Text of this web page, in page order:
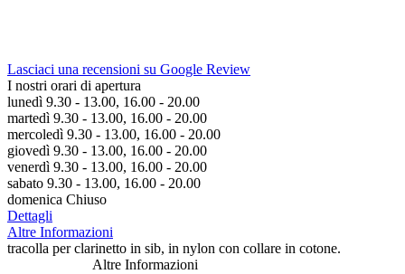
Lasciaci una recensioni su Google Review
I nostri orari di apertura
lunedì 9.30 - 13.00, 16.00 - 20.00
martedì 9.30 - 13.00, 16.00 - 20.00
mercoledì 9.30 - 13.00, 16.00 - 20.00
giovedì 9.30 - 13.00, 16.00 - 20.00
venerdì 9.30 - 13.00, 16.00 - 20.00
sabato 9.30 - 13.00, 16.00 - 20.00
domenica Chiuso
Dettagli
Altre Informazioni
tracolla per clarinetto in sib, in nylon con collare in cotone.
Altre Informazioni